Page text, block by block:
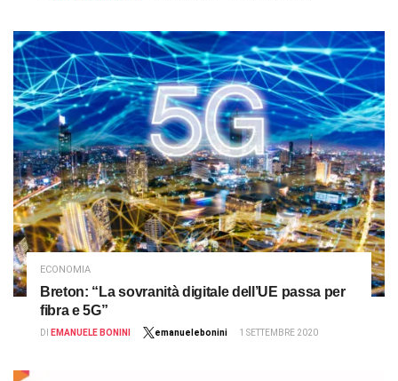
ECONOMIA
Breton: “La sovranità digitale dell’UE passa per
fibra e 5G”
DI EMANUELE BONINI emanuelebonini 1 SETTEMBRE 2020